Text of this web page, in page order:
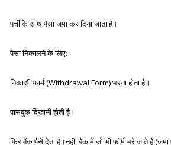
पर्ची के साथ पैसा जमा कर दिया जाता है।
पैसा निकालने के लिए:
निकासी फार्म (Withdrawal Form)भरना होता है।
पासबुक दिखानी होती है।
फिर बैंक पैसे देता है।नहीं, बैंक में जो भी फॉर्म भरे जाते हैं (जमा